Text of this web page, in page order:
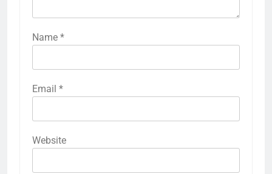
Name *
Email *
Website